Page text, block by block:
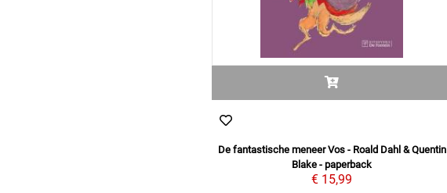
De fantastische meneer Vos - Roald Dahl & Quentin
Blake - paperback
€ 15,99